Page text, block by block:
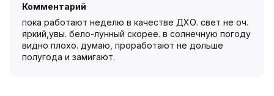
Комментарий
пока работают неделю в качестве ДХО. свет не оч.
яркий,увы. бело-лунный скорее. в солнечную погоду
видно плохо. думаю, проработают не дольше
полугода и замигают.